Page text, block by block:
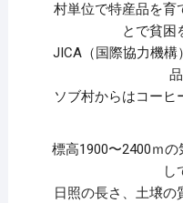
村単位で特産品を育
とで貧困
JICA（国際協力機構
ソブ村からはコーヒ
標高1900〜2400ｍ
し
日照の長さ、土壌